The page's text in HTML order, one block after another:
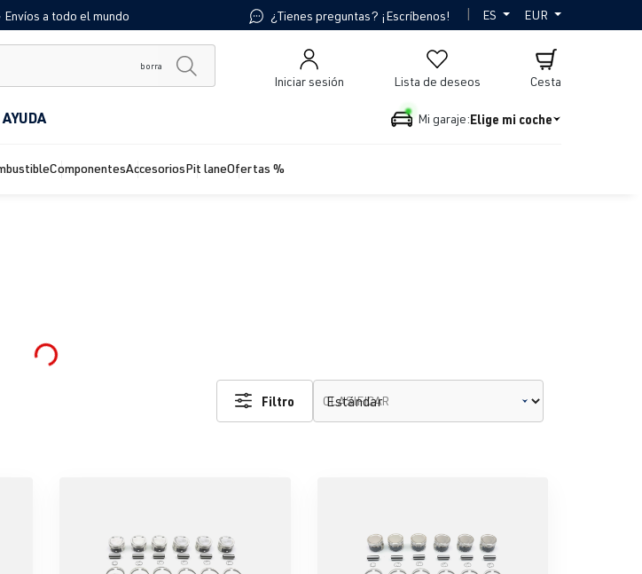
Envíos a todo el mundo ¿Tienes preguntas? ¡Escríbenos! | ES EUR
borra
Lista de deseos
Iniciar sesión Cesta
Mi garaje:Elige mi coche
ComponentesAccesoriosPit laneOfertas %
Loading...
Filtro CLASIFICAR